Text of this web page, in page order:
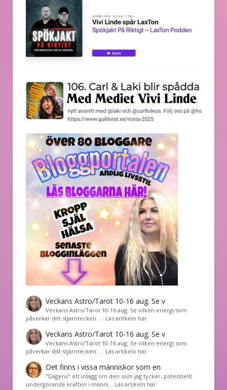
Veckans Astro/Tarot 10-16 aug. Se v
Veckans Astro/Tarot 10-16 aug. Se vilken energi som
påverkar ditt stjärntecken. … Läs artikeln här
Veckans Astro/Tarot 10-16 aug. Se v
Veckans Astro/Tarot 10-16 aug. Se vilken energi som
påverkar ditt stjärntecken. … Läs artikeln här
Det finns i vissa människor som en
"Dagens" ett inlägg om den som jag tycker, potentiellt
undergörande kraften i männi… Läs artikeln här